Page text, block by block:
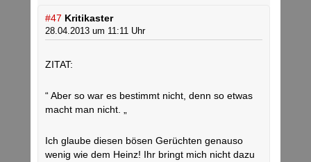
#47 Kritikaster
28.04.2013 um 11:11 Uhr
ZITAT:
“ Aber so war es bestimmt nicht, denn so etwas
macht man nicht. „
Ich glaube diesen bösen Gerüchten genauso
wenig wie dem Heinz! Ihr bringt mich nicht dazu